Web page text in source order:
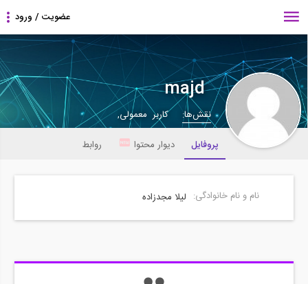
majd
نقش‌ها:
کاربر معمولی,
پروفایل
دیوار محتوا روابط
نام و نام خانوادگی: لیلا مجدزاده